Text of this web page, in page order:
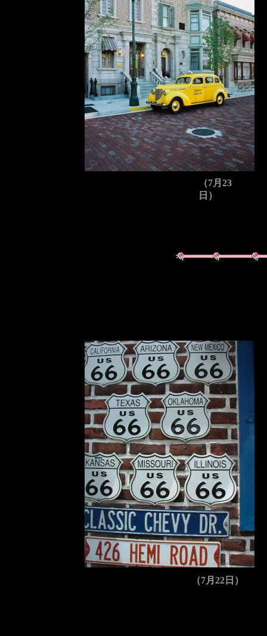
（7月22日）
（7月23
日）